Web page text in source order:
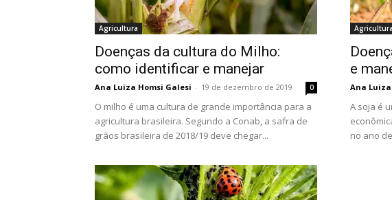
Agricultura
Doenças da cultura do Milho:
como identificar e manejar
Ana Luiza Homsi Galesi - 19 de dezembro de 2019 0
O milho é uma cultura de grande importância para a
agricultura brasileira. Segundo a Conab, a safra de
grãos brasileira de 2018/19 deve chegar...
Agricultura
e
Ana
A soja é
no ano